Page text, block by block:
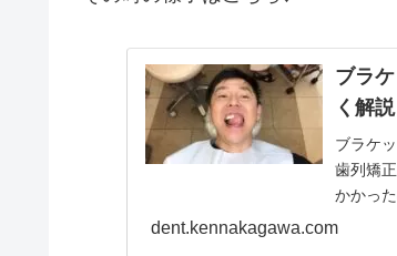
過を配信してま
矯正歯科の選び方が知りたい
大人の歯列矯正は、どんな矯正歯